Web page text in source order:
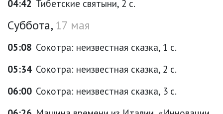
04:42 Тибетские святыни, 2 с.
Суббота, 17 мая
05:08 Сокотра: неизвестная сказка, 1 с.
05:34 Сокотра: неизвестная сказка, 2 с.
06:00 Сокотра: неизвестная сказка, 3 с.